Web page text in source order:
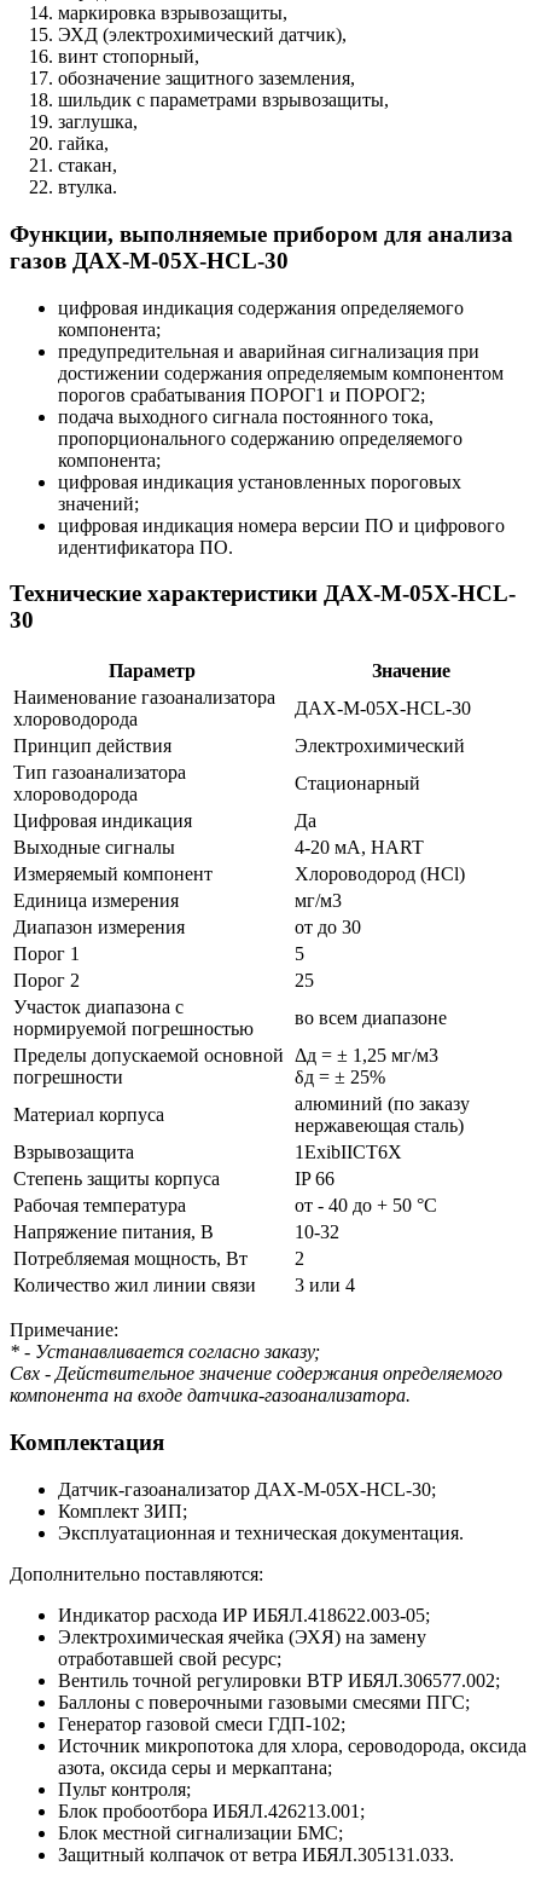
маркировка взрывозащиты,
ЭХД (электрохимический датчик),
винт стопорный,
обозначение защитного заземления,
шильдик с параметрами взрывозащиты,
заглушка,
гайка,
стакан,
втулка.
Функции, выполняемые прибором для анализа
газов ДАХ-М-05Х-HCL-30
цифровая индикация содержания определяемого
компонента;
предупредительная и аварийная сигнализация при
достижении содержания определяемым компонентом
порогов срабатывания ПОРОГ1 и ПОРОГ2;
подача выходного сигнала постоянного тока,
пропорционального содержанию определяемого
компонента;
цифровая индикация установленных пороговых
значений;
цифровая индикация номера версии ПО и цифрового
идентификатора ПО.
Технические характеристики ДАХ-М-05Х-HCL-
30
Параметр
Значение
Наименование газоанализатора
хлороводорода
ДАХ-М-05Х-HCL-30
Принцип действия
Электрохимический
Тип газоанализатора
хлороводорода
Стационарный
Цифровая индикация
Да
Выходные сигналы
4-20 мА, HART
Измеряемый компонент
Хлороводород (HCl)
Единица измерения
мг/м3
Диапазон измерения
от до 30
Порог 1
5
Порог 2
25
Участок диапазона с
нормируемой погрешностью
во всем диапазоне
Пределы допускаемой основной
погрешности
Δд = ± 1,25 мг/м3
δд = ± 25%
Материал корпуса
алюминий (по заказу
нержавеющая сталь)
Взрывозащита
1ExibIICT6X
Степень защиты корпуса
IP 66
Рабочая температура
от - 40 до + 50 °С
Напряжение питания, В
10-32
Потребляемая мощность, Вт
2
Количество жил линии связи
3 или 4
Примечание:
* - Устанавливается согласно заказу;
Свх - Действительное значение содержания определяемого
компонента на входе датчика-газоанализатора.
Комплектация
Датчик-газоанализатор ДАХ-М-05Х-HCL-30;
Комплект ЗИП;
Эксплуатационная и техническая документация.
Дополнительно поставляются:
Индикатор расхода ИР ИБЯЛ.418622.003-05;
Электрохимическая ячейка (ЭХЯ) на замену
отработавшей свой ресурс;
Вентиль точной регулировки ВТР ИБЯЛ.306577.002;
Баллоны с поверочными газовыми смесями ПГС;
Генератор газовой смеси ГДП-102;
Источник микропотока для хлора, сероводорода, оксида
азота, оксида серы и меркаптана;
Пульт контроля;
Блок пробоотбора ИБЯЛ.426213.001;
Блок местной сигнализации БМС;
Защитный колпачок от ветра ИБЯЛ.305131.033.